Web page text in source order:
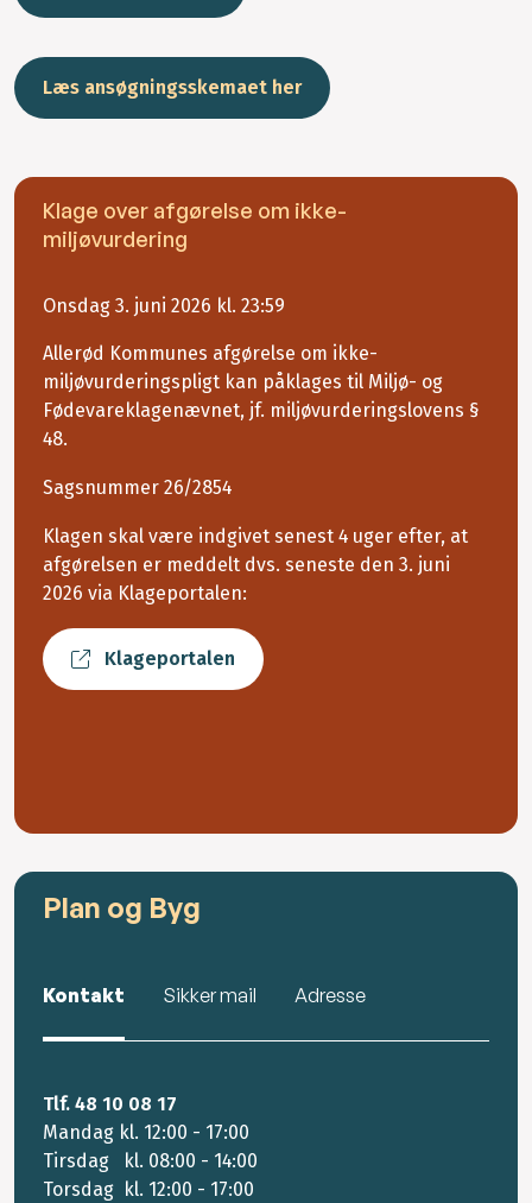
Læs ansøgningsskemaet her
Klage over afgørelse om ikke-
miljøvurdering
Onsdag 3. juni 2026 kl. 23:59
Allerød Kommunes afgørelse om ikke-
miljøvurderingspligt kan påklages til Miljø- og
Fødevareklagenævnet, jf. miljøvurderingslovens §
48.
Sagsnummer 26/2854
Klagen skal være indgivet senest 4 uger efter, at
afgørelsen er meddelt dvs. seneste den 3. juni
2026 via Klageportalen:
Klageportalen
Plan og Byg
Kontakt Sikker mail Adresse
Tlf. 48 10 08 17
Mandag kl. 12:00 - 17:00
Tirsdag kl. 08:00 - 14:00
Torsdag kl. 12:00 - 17:00